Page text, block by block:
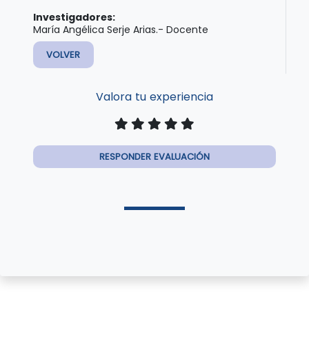
Investigadores:
María Angélica Serje Arias.- Docente
VOLVER
Valora tu experiencia
RESPONDER EVALUACIÓN